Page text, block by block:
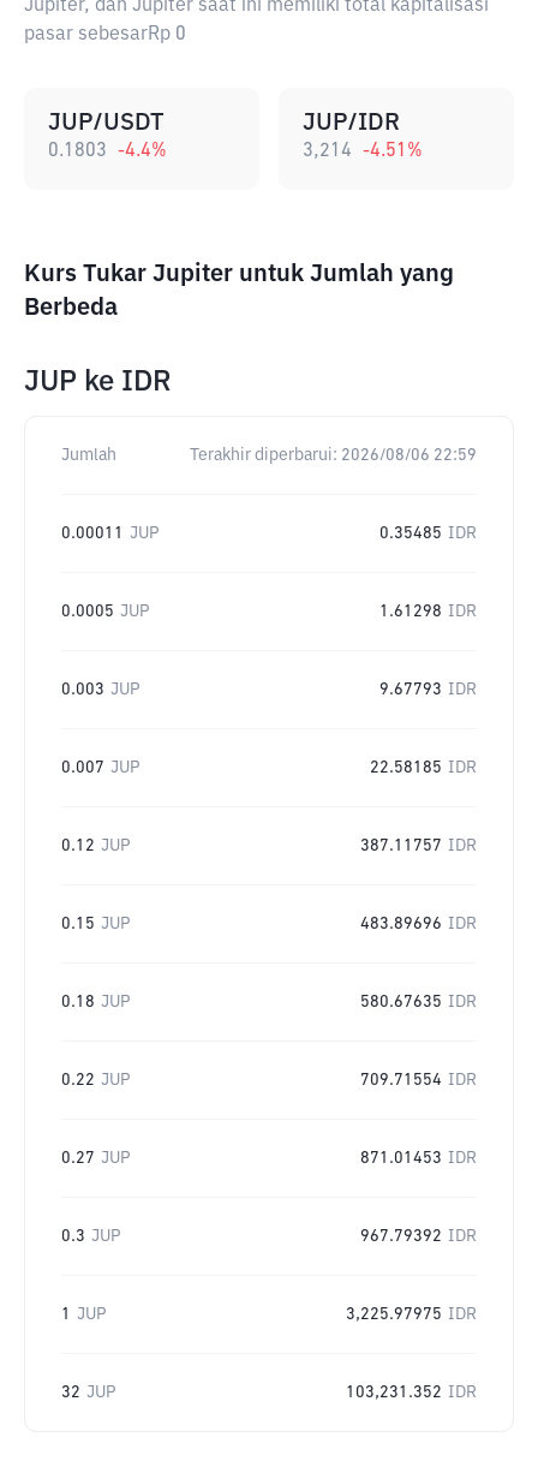
Jupiter, dan Jupiter saat ini memiliki total kapitalisasi
pasar sebesarRp 0
JUP/USDT
0.1803 -4.4%
JUP/IDR
3,214 -4.51 %
Kurs Tukar Jupiter untuk Jumlah yang
Berbeda
JUP ke IDR
Jumlah Terakhir diperbarui: 2026/08/06 22:59
0.00011 JUP 0.35485 IDR
0.0005 JUP 1.61298 IDR
0.003 JUP 9.67793 IDR
0.007 JUP 22.58185 IDR
0.12 JUP 387.11757 IDR
0.15 JUP 483.89696 IDR
0.18 JUP 580.67635 IDR
0.22 JUP 709.71554 IDR
0.27 JUP 871.01453 IDR
0.3 JUP 967.79392 IDR
1 JUP 3,225.97975 IDR
32 JUP 103,231.352 IDR